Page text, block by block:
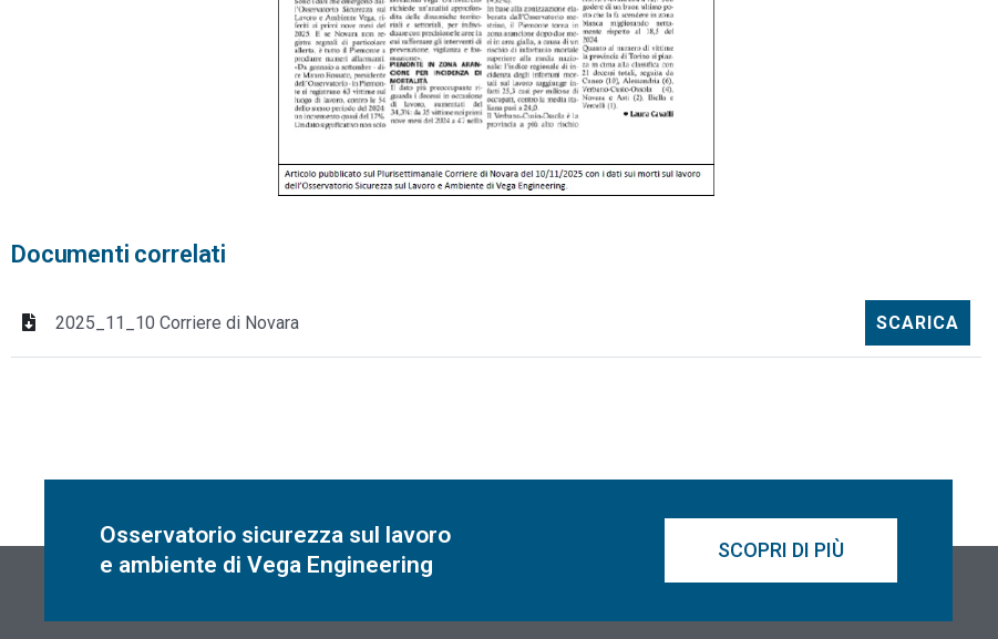
Documenti correlati
2025_11_10 Corriere di Novara SCARICA
Osservatorio sicurezza sul lavoro
e ambiente di Vega Engineering
SCOPRI DI PIÙ